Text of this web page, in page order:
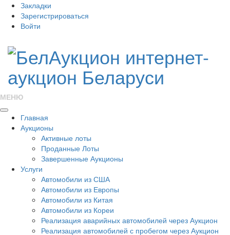
Закладки
Зарегистрироваться
Войти
МЕНЮ
Главная
Аукционы
Активные лоты
Проданные Лоты
Завершенные Аукционы
Услуги
Автомобили из США
Автомобили из Европы
Автомобили из Китая
Автомобили из Кореи
Реализация аварийных автомобилей через Аукцион
Реализация автомобилей с пробегом через Аукцион